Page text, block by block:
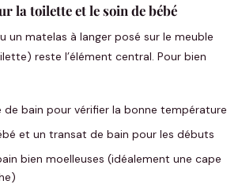
la toilette et le soin de bébé
un matelas à langer posé sur le meuble
reste l’élément central. Pour bien
bain pour vérifier la bonne température
et un transat de bain pour les débuts
bien moelleuses (idéalement une cape